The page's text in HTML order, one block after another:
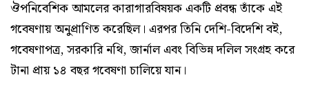
ঔপনিবেশিক আমলের কারাগারবিষয়ক একটি প্রবন্ধ তাঁকে এই
গবেষণায় অনুপ্রাণিত করেছিল। এরপর তিনি দেশি-বিদেশি বই,
গবেষণাপত্র, সরকারি নথি, জার্নাল এবং বিভিন্ন দলিল সংগ্রহ করে
টানা প্রায় ১৪ বছর গবেষণা চালিয়ে যান।